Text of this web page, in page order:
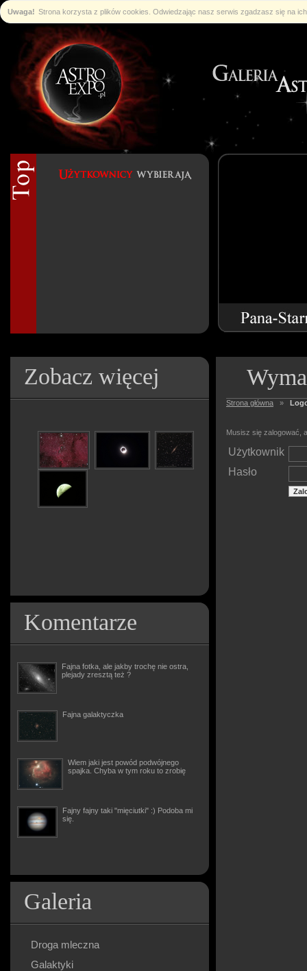
Uwaga! Strona korzysta z plików cookies. Odwiedzając nasz serwis zgadzasz się na
Zobacz więcej
Komentarze
Fajna fotka, ale jakby trochę nie ostra,
plejady zresztą też ?
Fajna galaktyczka
Wiem jaki jest powód podwójnego
spajka. Chyba w tym roku to zrobię
Fajny fajny taki "mięciutki" :) Podoba mi
się.
Galeria
Droga mleczna
Galaktyki
Strona główna »
Musisz się zalogować,
Użytkownik
Hasło